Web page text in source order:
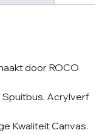
door ROCO
Acrylverf
Kwaliteit Canvas.